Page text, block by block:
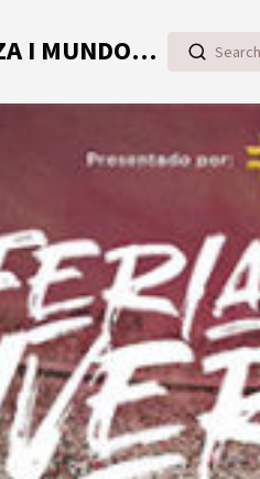
TOROVIDEO | VIDEOS ONLINE DE TOROS I CAZA I MUNDO RURAL